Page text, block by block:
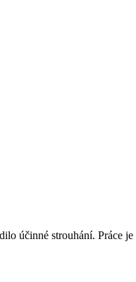
účinné strouhání. Práce